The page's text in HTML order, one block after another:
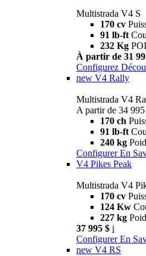
Multistrada V4 S
170 cv
91 lb-ft
232 Kg
À partir de 31
Configurez
new V4 Rally
Multistrada V4
A partir de 34
170 ch
91 lb-ft
240 kg
Configurer En
V4 Pikes Peak
Multistrada V4
170 cv
124 Kw
227 kg
37 995 $ i
Configurer En
new V4 RS